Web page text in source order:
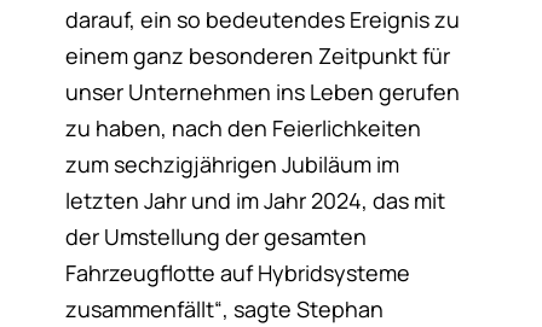
darauf, ein so bedeutendes Ereignis zu
einem ganz besonderen Zeitpunkt für
unser Unternehmen ins Leben gerufen
zu haben, nach den Feierlichkeiten
zum sechzigjährigen Jubiläum im
letzten Jahr und im Jahr 2024, das mit
der Umstellung der gesamten
Fahrzeugflotte auf Hybridsysteme
zusammenfällt“, sagte Stephan